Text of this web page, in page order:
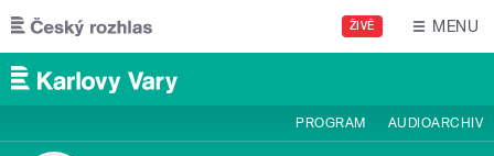
Přejít k hlavnímu obsahu
ŽIVĚ MENU
PROGRAM AUDIOARCHIV